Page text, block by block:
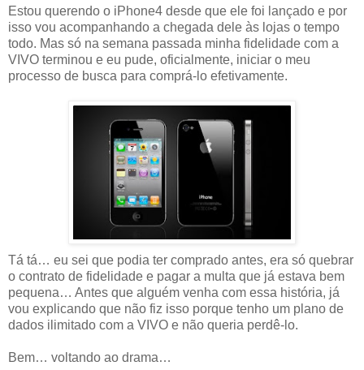
Estou querendo o iPhone4 desde que ele foi lançado e por
isso vou acompanhando a chegada dele às lojas o tempo
todo. Mas só na semana passada minha fidelidade com a
VIVO terminou e eu pude, oficialmente, iniciar o meu
processo de busca para comprá-lo efetivamente.
Tá tá… eu sei que podia ter comprado antes, era só quebrar
o contrato de fidelidade e pagar a multa que já estava bem
pequena… Antes que alguém venha com essa história, já
vou explicando que não fiz isso porque tenho um plano de
dados ilimitado com a VIVO e não queria perdê-lo.
Bem… voltando ao drama…